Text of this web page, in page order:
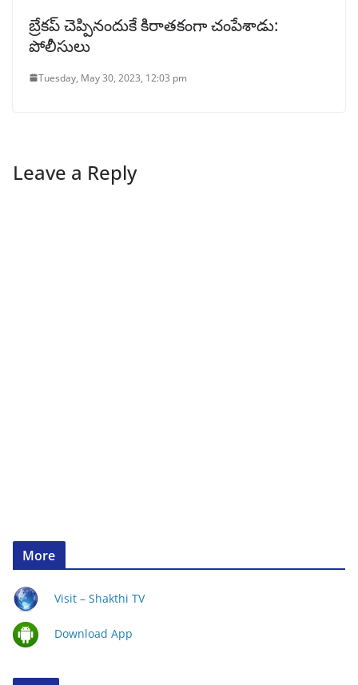
బ్రేకప్ చెప్పినందుకే కిరాతకంగా చంపేశాడు:
పోలీసులు
Tuesday, May 30, 2023, 12:03 pm
Leave a Reply
More
Visit – Shakthi TV
Download App